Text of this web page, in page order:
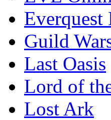
Everquest
Guild
Last Oasis
Lord of
Lost Ark